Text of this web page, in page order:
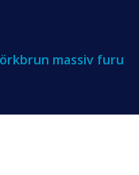
massiv furu